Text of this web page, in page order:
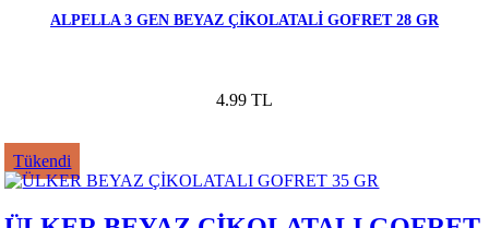
ALPELLA 3 GEN BEYAZ ÇİKOLATALİ GOFRET 28 GR
4.99 TL
Tükendi